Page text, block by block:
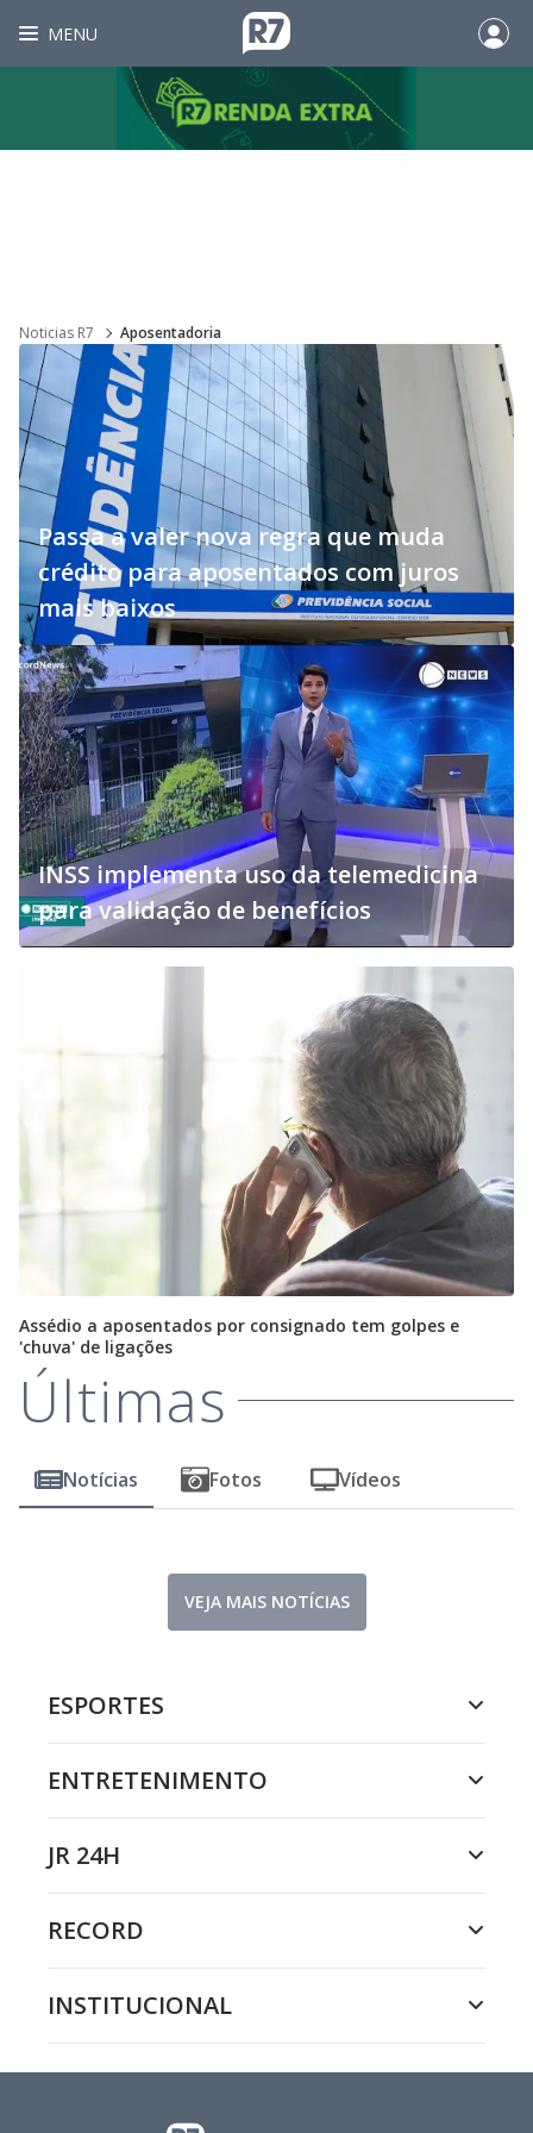
MENU
Noticias R7 Aposentadoria
Passa a valer nova regra que muda
crédito para aposentados com juros
mais baixos
INSS implementa uso da telemedicina
para validação de benefícios
Assédio a aposentados por consignado tem golpes e
'chuva' de ligações
Últimas
Notícias Fotos Vídeos
VEJA MAIS NOTÍCIAS
ESPORTES
ENTRETENIMENTO
JR 24H
RECORD
INSTITUCIONAL